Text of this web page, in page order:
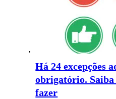
Há 24 excepções
obrigatório. Saiba
fazer